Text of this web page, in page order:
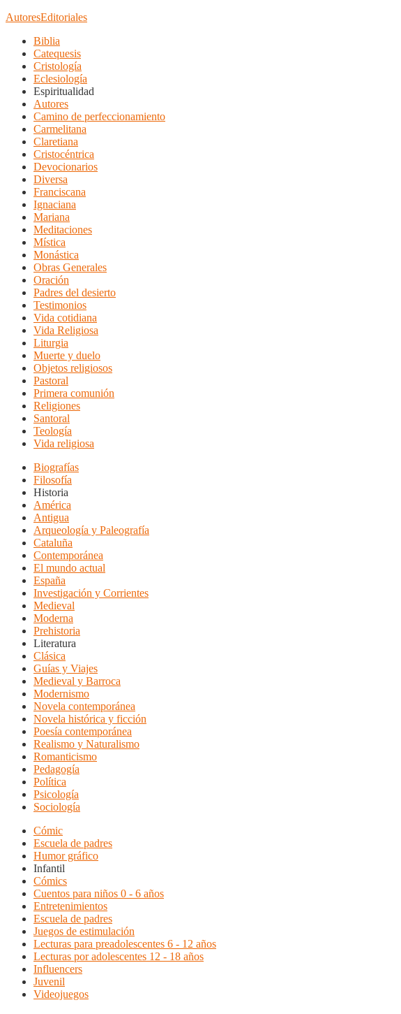
AutoresEditoriales
Biblia
Catequesis
Cristología
Eclesiología
Espiritualidad
Autores
Camino de perfeccionamiento
Carmelitana
Claretiana
Cristocéntrica
Devocionarios
Diversa
Franciscana
Ignaciana
Mariana
Meditaciones
Mística
Monástica
Obras Generales
Oración
Padres del desierto
Testimonios
Vida cotidiana
Vida Religiosa
Liturgia
Muerte y duelo
Objetos religiosos
Pastoral
Primera comunión
Religiones
Santoral
Teología
Vida religiosa
Biografías
Filosofía
Historia
América
Antigua
Arqueología y Paleografía
Cataluña
Contemporánea
El mundo actual
España
Investigación y Corrientes
Medieval
Moderna
Prehistoria
Literatura
Clásica
Guías y Viajes
Medieval y Barroca
Modernismo
Novela contemporánea
Novela histórica y ficción
Poesía contemporánea
Realismo y Naturalismo
Romanticismo
Pedagogía
Política
Psicología
Sociología
Cómic
Escuela de padres
Humor gráfico
Infantil
Cómics
Cuentos para niños 0 - 6 años
Entretenimientos
Escuela de padres
Juegos de estimulación
Lecturas para preadolescentes 6 - 12 años
Lecturas por adolescentes 12 - 18 años
Influencers
Juvenil
Videojuegos